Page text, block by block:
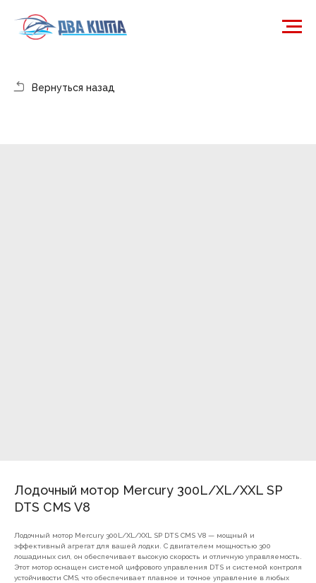
Лодочный мотор Mercury 300L/XL/XXL SP
DTS CMS V8
Лодочный мотор Mercury 300L/XL/XXL SP DTS CMS V8 — мощный и
эффективный агрегат для вашей лодки. С двигателем мощностью 300
лошадиных сил, он обеспечивает высокую скорость и отличную управляемость.
Этот мотор оснащен системой цифрового управления DTS и системой контроля
устойчивости CMS, что обеспечивает плавное и точное управление в любых